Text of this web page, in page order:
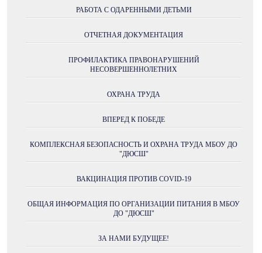
РАБОТА С ОДАРЕННЫМИ ДЕТЬМИ
ОТЧЕТНАЯ ДОКУМЕНТАЦИЯ
ПРОФИЛАКТИКА ПРАВОНАРУШЕНИЙ
НЕСОВЕРШЕННОЛЕТНИХ
ОХРАНА ТРУДА
ВПЕРЕД К ПОБЕДЕ
КОМПЛЕКСНАЯ БЕЗОПАСНОСТЬ И ОХРАНА ТРУДА МБОУ ДО
"ДЮСШ"
ВАКЦИНАЦИЯ ПРОТИВ COVID-19
ОБЩАЯ ИНФОРМАЦИЯ ПО ОРГАНИЗАЦИИ ПИТАНИЯ В МБОУ
ДО "ДЮСШ"
ЗА НАМИ БУДУЩЕЕ!